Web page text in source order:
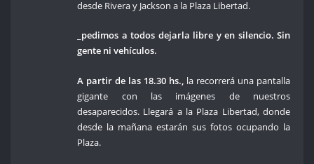
desde Rivera y Jackson a la Plaza Libertad.
_pedimos a todos dejarla libre y en silencio. Sin
gente ni vehículos.
A partir de las 18.30 hs., la recorrerá una pantalla
gigante con las imágenes de nuestros
desaparecidos. Llegará a la Plaza Libertad, donde
desde la mañana estarán sus fotos ocupando la
Plaza.